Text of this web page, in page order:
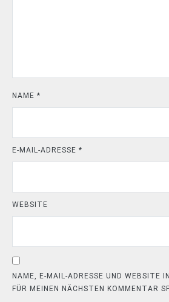
NAME *
E-MAIL-ADRESSE *
WEBSITE
NAME, E-MAIL-ADRESSE UND WEBSITE
FÜR MEINEN NÄCHSTEN KOMMENTAR